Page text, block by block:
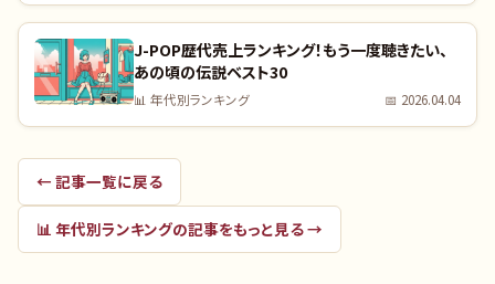
J-POP歴代売上ランキング！もう一度聴きたい、
あの頃の伝説ベスト30
📊 年代別ランキング 📅 2026.04.04
← 記事一覧に戻る
📊 年代別ランキングの記事をもっと見る →